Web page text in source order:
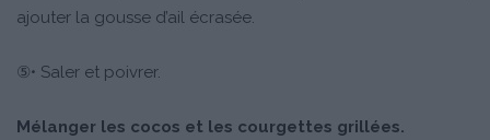
ajouter la gousse d’ail écrasée.
⑤• Saler et poivrer.
Mélanger les cocos et les courgettes grillées.